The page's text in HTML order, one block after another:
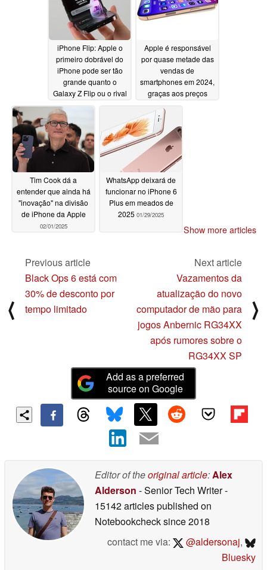
iPhone Flip: Apple o
primeiro dobrável do
iPhone pode ser tão
grande quanto o
Galaxy Z Flip ou o rival
Motorola Razr
Apple é responsável
por quase metade das
vendas de
smartphones em 2024,
graças aos preços
excessivos dos
iPhones
Tim Cook dá a
entender que ainda há
"inovação" na divisão
de iPhone da Apple
02/01/2025
WhatsApp deixará de
funcionar no iPhone 6
Plus em meados de
2025 01/29/2025
Show more articles
⟨
Previous article
Black Ops 6 está com
30% de desconto por
tempo limitado
Next article
Vazamentos da
atualização do novo
computador de mão para
jogos Anbernic RG34XX
após rumores sobre o
RG34XX SP
⟩
Add as a preferred
source on Google
Editor of theoriginal article:Alex
Alderson - Senior Tech Writer-
15142 articles published on
Notebookchecksince 2018
contact me via:
@aldersonaj,
Bluesky